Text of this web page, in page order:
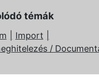
témák
Import
/